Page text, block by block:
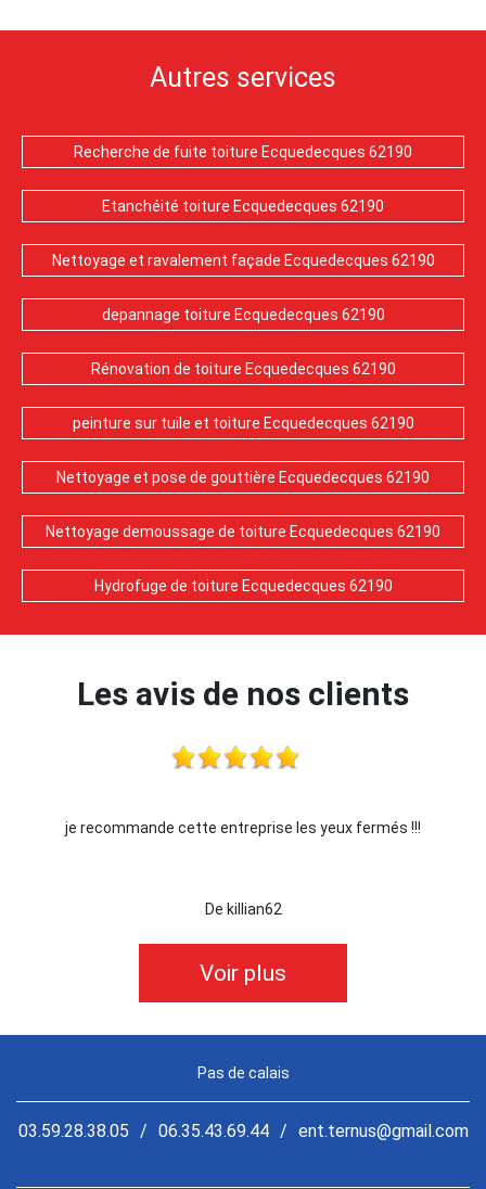
Autres services
Recherche de fuite toiture Ecquedecques 62190
Etanchéité toiture Ecquedecques 62190
Nettoyage et ravalement façade Ecquedecques 62190
depannage toiture Ecquedecques 62190
Rénovation de toiture Ecquedecques 62190
peinture sur tuile et toiture Ecquedecques 62190
Nettoyage et pose de gouttière Ecquedecques 62190
Nettoyage demoussage de toiture Ecquedecques 62190
Hydrofuge de toiture Ecquedecques 62190
Les avis de nos clients
je recommande cette entreprise les yeux fermés !!!
De killian62
Voir plus
Pas de calais
03.59.28.38.05 / 06.35.43.69.44 / ent.ternus@gmail.com